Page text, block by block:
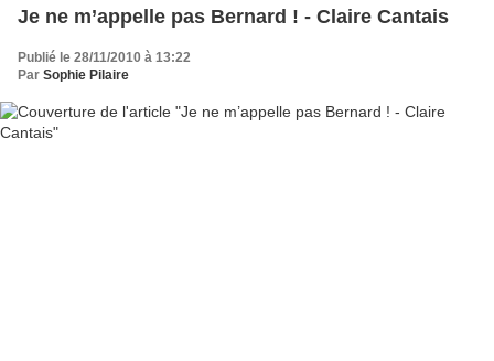
Je ne m’appelle pas Bernard ! - Claire Cantais
Publié le 28/11/2010 à 13:22
Par Sophie Pilaire